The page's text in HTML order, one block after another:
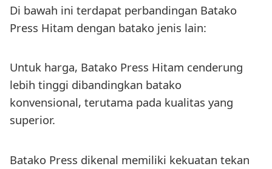
Di bawah ini terdapat perbandingan Batako
Press Hitam dengan batako jenis lain:
Untuk harga, Batako Press Hitam cenderung
lebih tinggi dibandingkan batako
konvensional, terutama pada kualitas yang
superior.
Batako Press dikenal memiliki kekuatan tekan